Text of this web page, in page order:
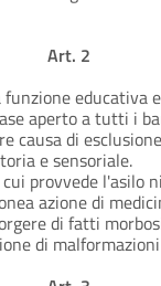
Art. 2
funzione educativa
aperto a tutti i
causa di
e sensoriale.
provvede l'asilo
azione di
di fatti
di